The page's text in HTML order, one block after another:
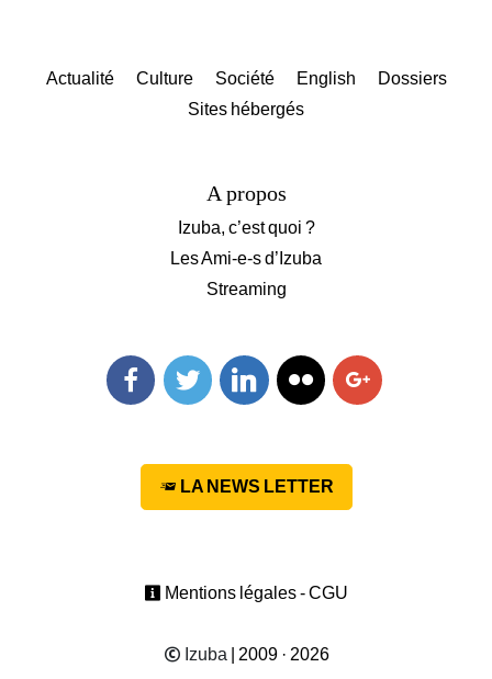
Actualité Culture Société English
Dossiers
Sites hébergés
A propos
Izuba, c’est quoi ?
Les Ami-e-s d’Izuba
Streaming
LA NEWS LETTER
Mentions légales - CGU
Izuba | 2009 · 2026